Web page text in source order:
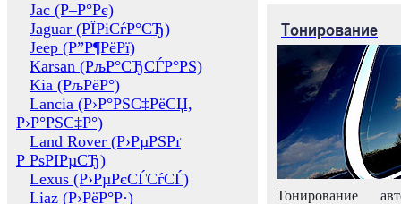
Jac (Р–Р°Рє)
Jaguar (РЇРіСѓР°СЂ)
Jeep (Р”Р¶РёРї)
Karsan (РљР°СЂСЃР°РЅ)
Kia (РљРёР°)
Lancia (Р›Р°РЅС‡РёСЏ,
Р›Р°РЅС‡Р°)
Land Rover (Р›РµРЅРґ
Р РѕРІРµСЂ)
Lexus (Р›РµРєСЃСѓСЃ)
Liaz (Р›РёР°Р·)
Тонирование
Тонирование